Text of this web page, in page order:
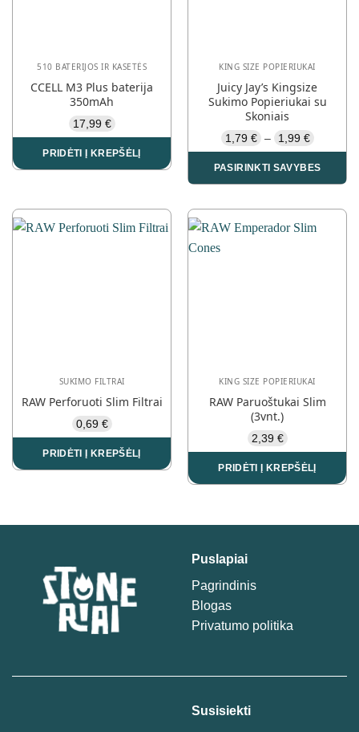
510 BATERIJOS IR KASETĖS
CCELL M3 Plus baterija
350mAh
17,99 €
PRIDĖTI Į KREPŠĖLĮ
KING SIZE POPIERIUKAI
Juicy Jay’s Kingsize
Sukimo Popieriukai su
Skoniais
1,79 € – 1,99 €
through
PASIRINKTI SAVYBES
product
has
the
product
page
SUKIMO FILTRAI
RAW Perforuoti Slim Filtrai
0,69 €
PRIDĖTI Į KREPŠĖLĮ
KING SIZE POPIERIUKAI
RAW Paruoštukai Slim
(3vnt.)
2,39 €
PRIDĖTI Į KREPŠĖLĮ
Puslapiai
Pagrindinis
Blogas
Privatumo politika
Susisiekti